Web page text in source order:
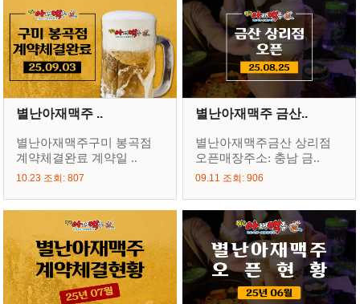
별난아재맥주 ..
별난아재맥주구미 봉곡점
계약체결완료 계약일 ..
10.23 조회: 807
별난아재맥주 금산..
별난아재맥주금산 상리점
오픈매장주소: 충남 금..
09.11 조회: 906